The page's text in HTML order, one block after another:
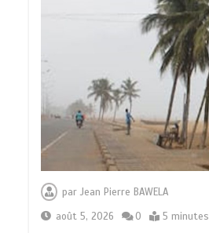
parJean Pierre BAWELA
août 5, 2026
0 5 minutes